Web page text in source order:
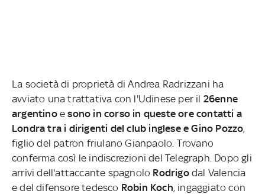
La società di proprietà di Andrea Radrizzani ha
avviato una trattativa con l'Udinese per il 26enne
argentinoesono in corso in queste ore contatti a
Londra tra i dirigenti del club inglese e Gino Pozzo,
figlio del patron friulano Gianpaolo. Trovano
conferma così le indiscrezioni del Telegraph. Dopo gli
arrivi dell'attaccante spagnolo Rodrigodal Valencia
e del difensore tedesco Robin Koch, ingaggiato con